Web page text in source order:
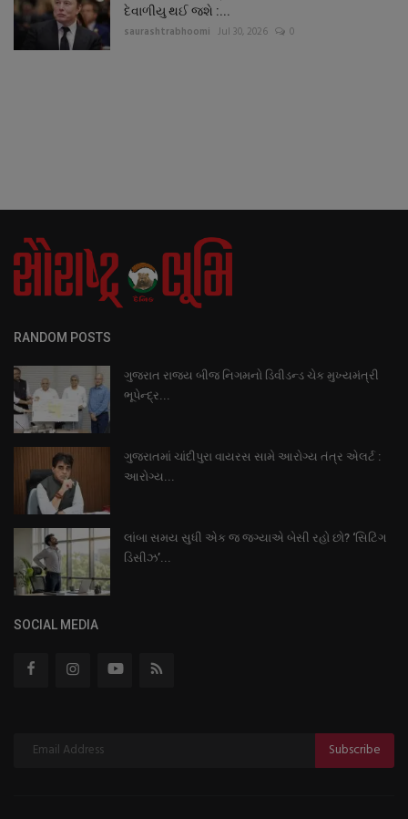
દેવાળીયુ થઈ જશે :...
saurashtrabhoomi Jul 30, 2026 0
RANDOM POSTS
ગુજરાત રાજ્ય બીજ નિગમનો ડિવીડન્ડ ચેક મુખ્યમંત્રી
ભૂપેન્દ્ર...
ગુજરાતમાં ચાંદીપુરા વાયરસ સામે આરોગ્ય તંત્ર એલર્ટ :
આરોગ્ય...
લાંબા સમય સુધી એક જ જગ્યાએ બેસી રહો છો? ‘સિટિંગ
ડિસીઝ’...
SOCIAL MEDIA
Subscribe